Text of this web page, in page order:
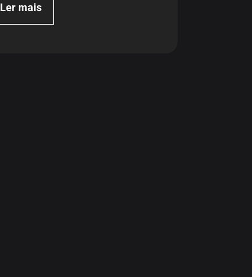
Ler mais